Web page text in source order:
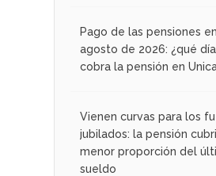
Pago de las pensiones en
agosto de 2026: ¿qué
cobra la pensión en
Vienen curvas para los
jubilados: la pensión
menor proporción del
sueldo